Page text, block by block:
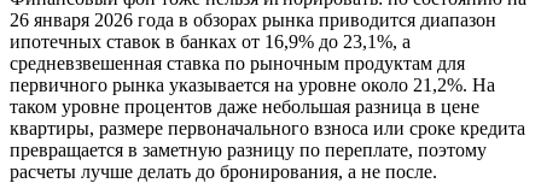
26 января 2026 года в обзорах рынка приводится диапазон
ипотечных ставок в банках от 16,9% до 23,1%, а
средневзвешенная ставка по рыночным продуктам для
первичного рынка указывается на уровне около 21,2%. На
таком уровне процентов даже небольшая разница в цене
квартиры, размере первоначального взноса или сроке кредита
превращается в заметную разницу по переплате, поэтому
расчеты лучше делать до бронирования, а не после.